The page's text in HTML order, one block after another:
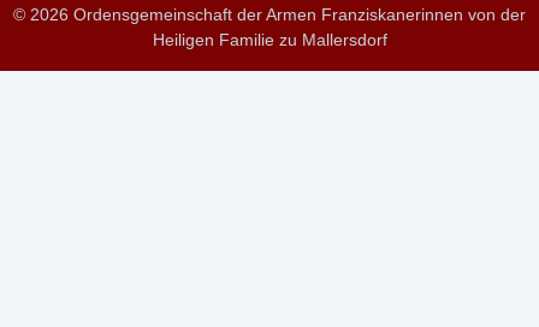
© 2026 Ordensgemeinschaft der Armen Franziskanerinnen von der
Heiligen Familie zu Mallersdorf